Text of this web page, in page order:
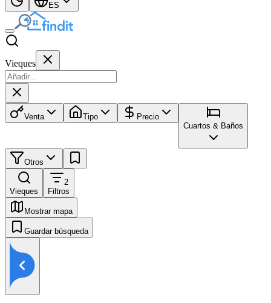
ES
Vieques
Venta Tipo
Precio
Cuartos & Baños
Otros
Vieques
2
Filtros
Mostrar mapa
Guardar búsqueda